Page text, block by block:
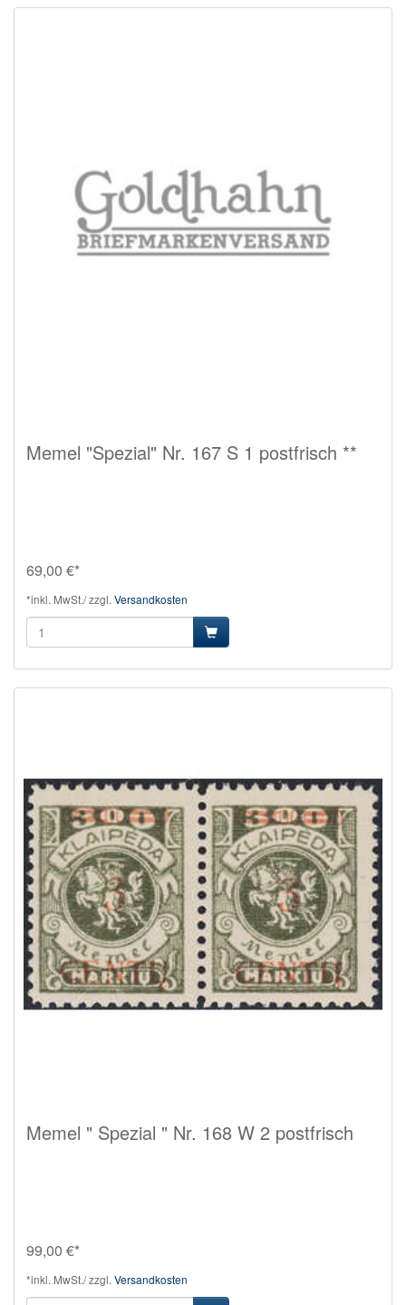
Memel "Spezial" Nr. 167 S 1 postfrisch **
69,00 €*
*inkl. MwSt./ zzgl. Versandkosten
Memel " Spezial " Nr. 168 W 2 postfrisch
99,00 €*
*inkl. MwSt./ zzgl. Versandkosten